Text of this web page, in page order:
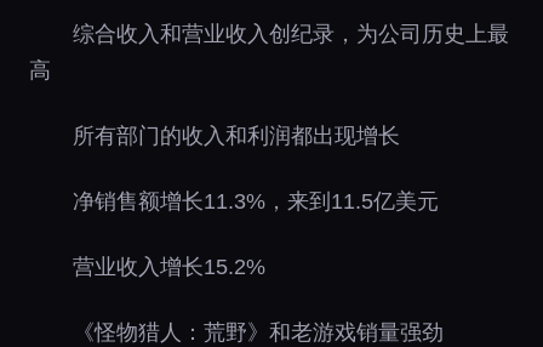
综合收入和营业收入创纪录，为公司历史上最
高
所有部门的收入和利润都出现增长
净销售额增长11.3%，来到11.5亿美元
营业收入增长15.2%
《怪物猎人：荒野》和老游戏销量强劲